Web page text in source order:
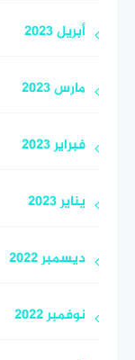
أبريل 2023
مارس 2023
فبراير 2023
يناير 2023
ديسمبر 2022
نوفمبر 2022